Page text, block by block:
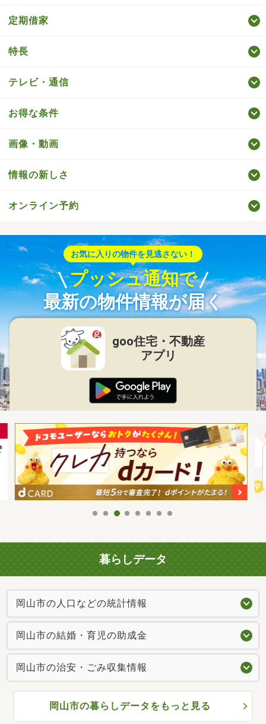
定期借家
特長
テレビ・通信
お得な条件
画像・動画
情報の新しさ
オンライン予約
お気に入りの物件を見逃さない！
プッシュ通知で
最新の物件情報が届く
goo住宅・不動産
アプリ
暮らしデータ
岡山市の人口などの統計情報
岡山市の結婚・育児の助成金
岡山市の治安・ごみ収集情報
岡山市の暮らしデータをもっと見る